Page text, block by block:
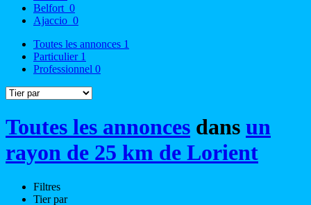
Belfort 0
Ajaccio 0
Toutes les annonces 1
Particulier 1
Professionnel 0
Toutes les annonces dans un
rayon de 25 km de Lorient
Filtres
Tier par